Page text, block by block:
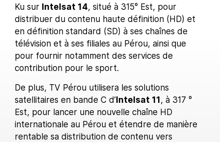
Ku sur Intelsat 14, situé à 315° Est, pour
distribuer du contenu haute définition (HD) et
en définition standard (SD) à ses chaînes de
télévision et à ses filiales au Pérou, ainsi que
pour fournir notamment des services de
contribution pour le sport.
De plus, TV Pérou utilisera les solutions
satellitaires en bande C d’Intelsat 11, à 317 °
Est, pour lancer une nouvelle chaîne HD
internationale au Pérou et étendre de manière
rentable sa distribution de contenu vers